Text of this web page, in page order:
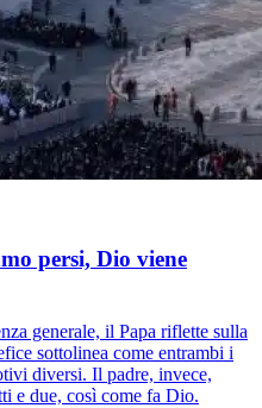
persi, Dio viene
generale, il Papa riflette sulla
sottolinea come entrambi i
diversi. Il padre, invece,
e due, così come fa Dio.